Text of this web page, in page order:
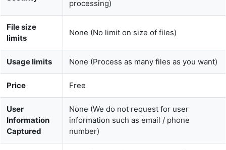
Usage limits None (Process as many files as you want)
Price
User
Information
Captured
None (We do not request for user
information such as email / phone
number)
Ads
None (We provide complete ad free
experience)